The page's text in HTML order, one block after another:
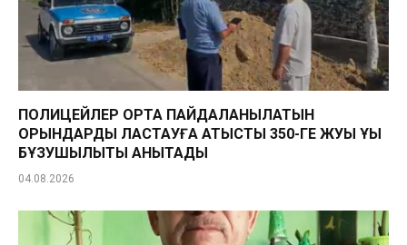
ПОЛИЦЕЙЛЕР ОРТАҚ ПАЙДАЛАНЫЛАТЫН
ОРЫНДАРДЫ ЛАСТАУҒА ҚАТЫСТЫ 350-ГЕ ЖУЫҚ ҚҰҚЫҚ
БҰЗУШЫЛЫҚТЫ АНЫҚТАДЫ
04.08.2026